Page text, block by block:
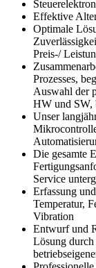
Effektive
Optimale
Preis-/
Prozesses,
Auswahl der
HW und SW,
Unser
Die gesamte
Service
Erfassung
Temperatur,
Vibration
Entwurf und
Lösung